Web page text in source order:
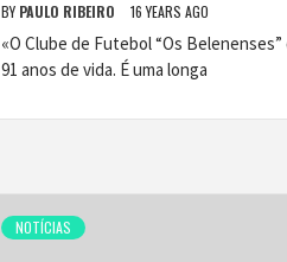
BY PAULO RIBEIRO 16 YEARS AGO
«O Clube de Futebol “Os
91 anos de vida. É uma longa
NOTÍCIAS